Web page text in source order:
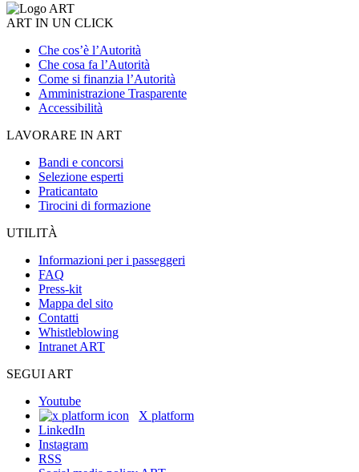
ART IN UN CLICK
Che cos’è l’Autorità
Che cosa fa l’Autorità
Come si finanzia l’Autorità
Amministrazione Trasparente
Accessibilità
LAVORARE IN ART
Bandi e concorsi
Selezione esperti
Praticantato
Tirocini di formazione
UTILITÀ
Informazioni per i passeggeri
FAQ
Press-kit
Mappa del sito
Contatti
Whistleblowing
Intranet ART
SEGUI ART
Youtube
X platform
LinkedIn
Instagram
RSS